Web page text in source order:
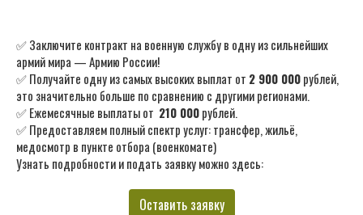
✅ Заключите контракт на военную службу в одну из сильнейших
армий мира — Армию России!
✅ Получайте одну из самых высоких выплат от 2 900 000рублей,
это значительно больше по сравнению с другими регионами.
✅ Ежемесячные выплаты от 210 000рублей.
✅ Предоставляем полный спектр услуг: трансфер, жильё,
медосмотр в пункте отбора (военкомате)
Узнать подробности и подать заявку можно здесь:
Оставить заявку